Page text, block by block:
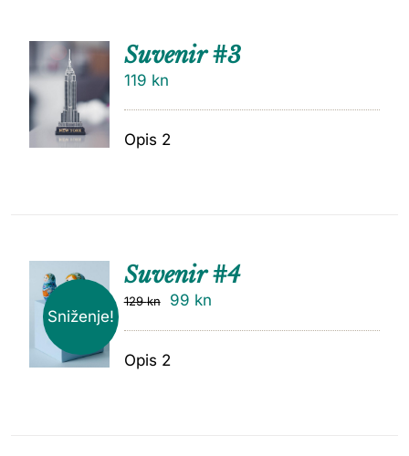
DODAJ
Suvenir #3
119 kn
Opis 2
Sniženje!
DODAJ
Suvenir #4
129kn 99 kn
Opis 2